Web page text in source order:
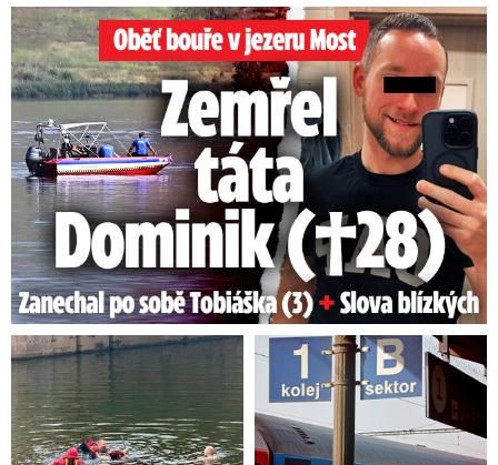
Oběť bouře v jezeru Most: Zemřel táta Dominik (†28)